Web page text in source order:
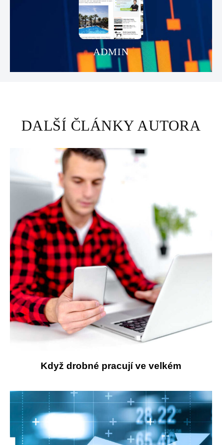
ADMIN
DALŠÍ ČLÁNKY AUTORA
Když drobné pracují ve velkém